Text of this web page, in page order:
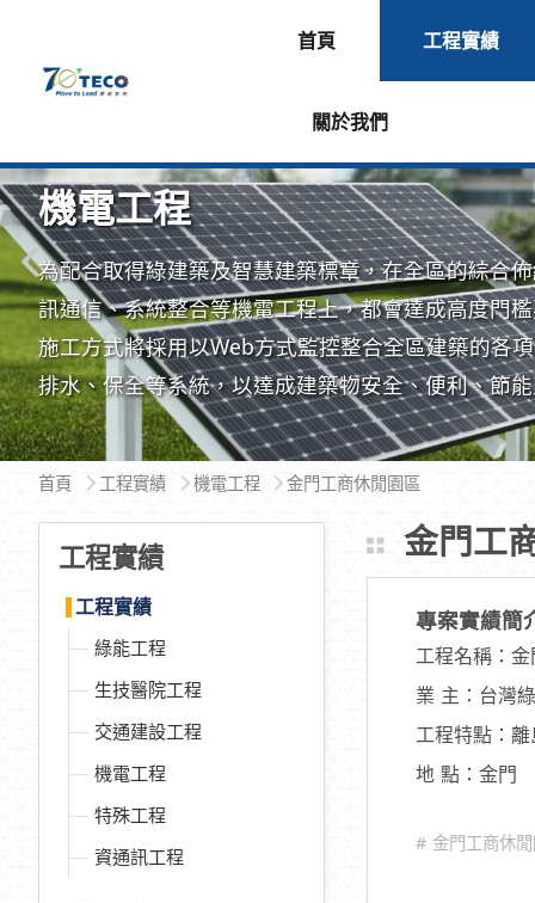
首頁 工程實績
關於我們
機電工程
為配合取得綠建築及智慧建築標章，在全區的綜合
訊通信、系統整合等機電工程上，都會達成高度門
施工方式將採用以Web方式監控整合全區建築的各
排水、保全等系統，以達成建築物安全、便利、節
環保的使用效益，也兼具人性化的管理。
首頁 工程實績 機電工程 金門工商休閒園區
工程實績
工程實績
綠能工程
生技醫院工程
交通建設工程
機電工程
特殊工程
資通訊工程
金門工
專案實績簡
工程名稱：
業 主：台灣
工程特點：
地 點：金門
# 金門工商休